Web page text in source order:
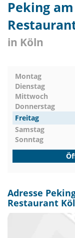
Peking
in Köln
Montag
Dienstag
Mittwoch
Donnerstag
Freitag
Samstag
Sonntag
Adresse
Restaurant